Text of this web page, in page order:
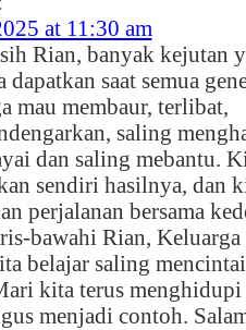
at 11:30 am
Rian, banyak kejutan
dapatkan saat semua
mau membaur, terlibat,
saling
dan saling mebantu.
sendiri hasilnya, dan
perjalanan bersama
bawahi Rian, Keluarga
belajar saling
kita terus
menjadi contoh.